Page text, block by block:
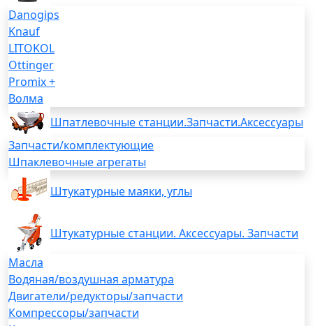
Danogips
Knauf
LITOKOL
Ottinger
Promix +
Волма
Шпатлевочные станции.Запчасти.Аксессуары
Запчасти/комплектующие
Шпаклевочные агрегаты
Штукатурные маяки, углы
Штукатурные станции. Аксессуары. Запчасти
Масла
Водяная/воздушная арматура
Двигатели/редукторы/запчасти
Компрессоры/запчасти